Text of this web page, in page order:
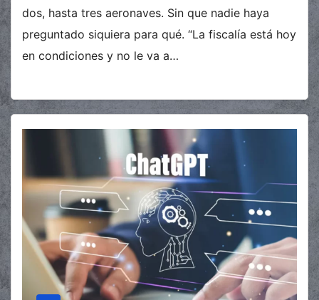
dos, hasta tres aeronaves. Sin que nadie haya
preguntado siquiera para qué. “La fiscalía está hoy
en condiciones y no le va a…